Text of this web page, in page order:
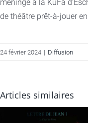
méninge à la KuFa
de théâtre prêt-à-jouer
24 février 2024 | Diffusion
Articles similaires